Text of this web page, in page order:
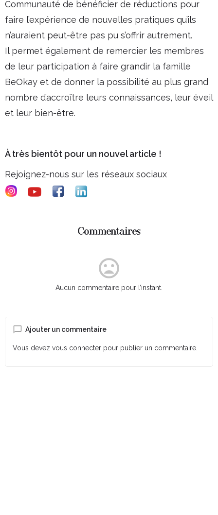
Communauté de bénéficier de réductions pour
faire l’expérience de nouvelles pratiques qu’ils
n’auraient peut-être pas pu s’offrir autrement.
Il permet également de remercier les membres
de leur participation à faire grandir la famille
BeOkay et de donner la possibilité au plus grand
nombre d’accroître leurs connaissances, leur éveil
et leur bien-être.
À très bientôt pour un nouvel article !
Rejoignez-nous sur les réseaux sociaux
Commentaires
Aucun commentaire pour l’instant.
Ajouter un commentaire
Vous devez vous connecter pour publier un commentaire.